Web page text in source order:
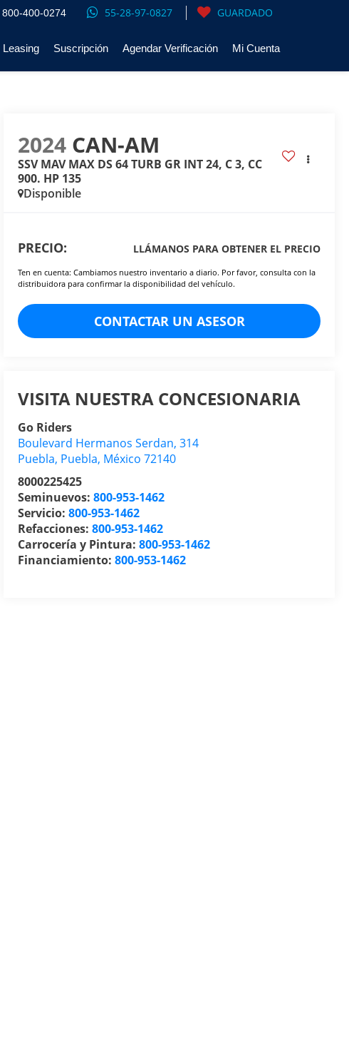
800-400-0274 55-28-97-0827 GUARDADO
Leasing Suscripción Agendar Verificación Mi Cuenta
2024 CAN-AM
SSV MAV MAX DS 64 TURB GR INT 24, C 3, CC
900. HP 135
Disponible
PRECIO: LLÁMANOS PARA OBTENER EL PRECIO
Ten en cuenta: Cambiamos nuestro inventario a diario. Por favor, consulta con la
distribuidora para confirmar la disponibilidad del vehículo.
CONTACTAR UN ASESOR
VISITA NUESTRA CONCESIONARIA
Go Riders
Boulevard Hermanos Serdan, 314
Puebla, Puebla, México 72140
8000225425
Seminuevos:800-953-1462
Servicio:800-953-1462
Refacciones:800-953-1462
Carrocería y Pintura:800-953-1462
Financiamiento:800-953-1462